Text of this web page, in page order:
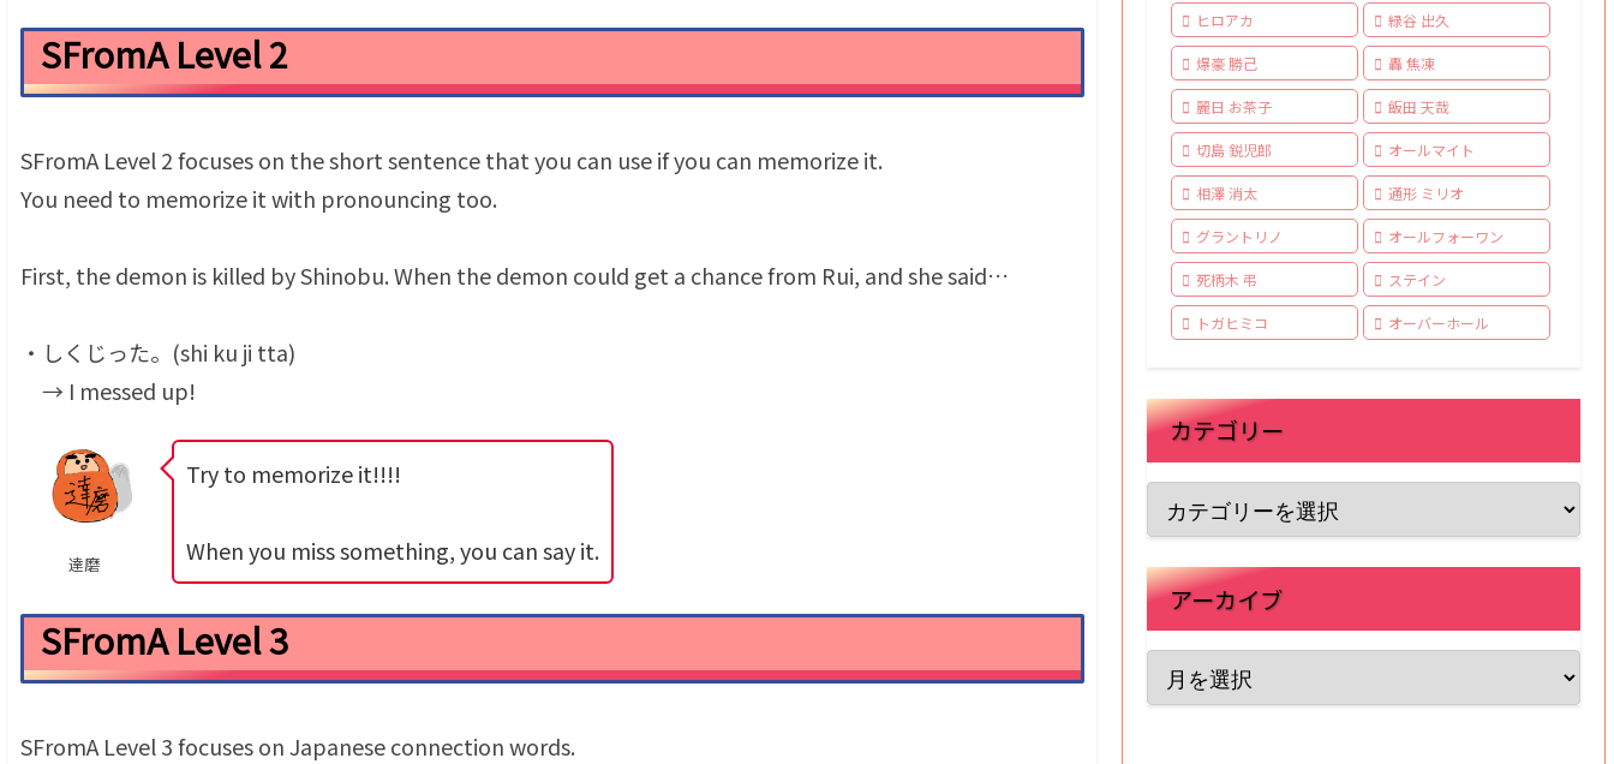
SFromA Level 2
SFromA Level 2 focuses on the short sentence that you can use if you can memorize it.
You need to memorize it with pronouncing too.
First, the demon is killed by Shinobu. When the demon could get a chance from Rui, and she said…
・しくじった。(shi ku ji tta)
→ I messed up!
達磨
Try to memorize it!!!!
When you miss something, you can say it.
SFromA Level 3
SFromA Level 3 focuses on Japanese connection words.
ヒロアカ 緑谷 出久
爆豪 勝己 轟 焦凍
麗日 お茶子 飯田 天哉
切島 鋭児郎 オールマイト
相澤 消太 通形 ミリオ
グラントリノ オールフォーワン
死柄木 弔 ステイン
トガヒミコ オーバーホール
カテゴリー
アーカイブ